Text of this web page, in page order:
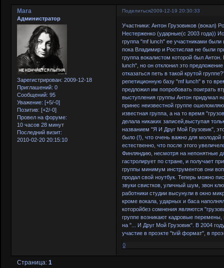
Поделиться2009-12-19 20:30:33
Mara
Администратор
Зарегистрирован: 2009-12-18
Приглашений: 0
Сообщений: 95
Уважение: [+5/-0]
Позитив: [+2/-0]
Провел на форуме:
10 часов 28 минут
Последний визит:
2010-02-20 20:15:10
Участники: Антон Грузовиков (вокал)
Нестерженко (ударные(с 2003 года))
группа "mf lunch" ее участниками
пока Владимир и Ростислав не были
группа вокалистом которой был
lunch", но он отклонил это
отказаться петь в такой крутой
репетиционную базу "mf lunch" в то
предложил им попробовать поиграть
выступления группы Антон придумал
принес неизвестной группе
известная группа, а на то время
делала никаких записей,выступая
названием "Я И Друг Мой Грузовик",
было (!), что очень важно для
естественно, что после этого
Финляндию, несмотря на непонятные
гастролирует по стране, и получает
группы минимум инструментов они
продал свой ноутбук. Теперь можно
звуки свистков, уличный шум, звон
работники студии высунули в окно
кроме вокала, ударных и баса
которойбез сомнения являются
группе возникают кадровые
на "... И Друг Мой Грузовик". В 2004
участие в проэкте "tvій формат", в
0
Страница:1